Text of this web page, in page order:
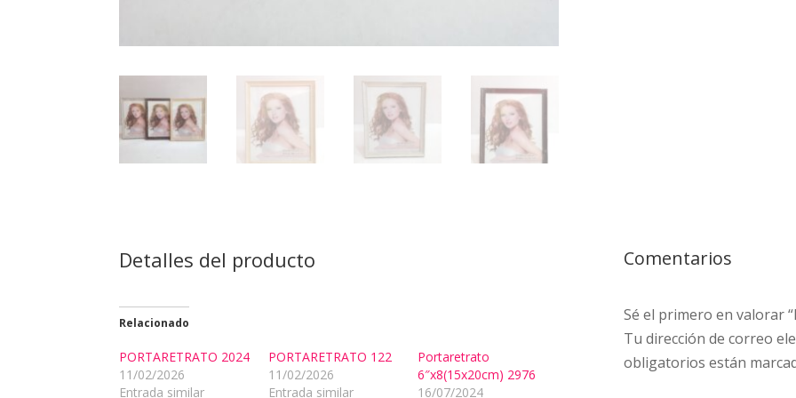
Detalles del producto
Relacionado
PORTARETRATO 2024
11/02/2026
Entrada similar
PORTARETRATO 122
11/02/2026
Entrada similar
Portaretrato
6″x8(15x20cm) 2976
16/07/2024
Comentarios
Sé el primero en valorar
Tu dirección de correo
obligatorios están